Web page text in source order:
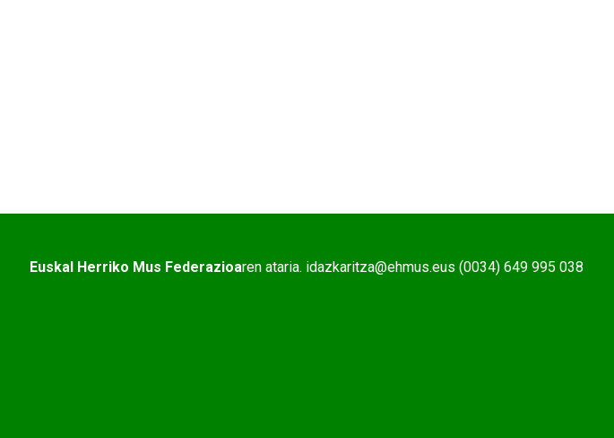
Euskal Herriko Mus Federazioaren ataria. idazkaritza@ehmus.eus (0034) 649 995 038